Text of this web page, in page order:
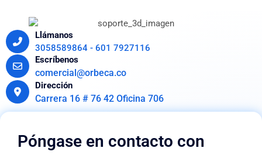
Llámanos
3058589864 - 601 7927116
Escríbenos
comercial@orbeca.co
Dirección
Carrera 16 # 76 42 Oficina 706
Póngase en contacto con